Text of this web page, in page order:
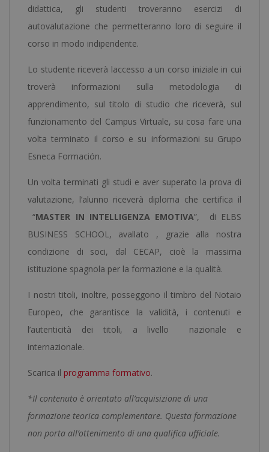
didattica, gli studenti troveranno esercizi di
autovalutazione che permetteranno loro di seguire il
corso in modo indipendente.
Lo studente riceverà laccesso a un corso iniziale in cui
troverà informazioni sulla metodologia di
apprendimento, sul titolo di studio che riceverà, sul
funzionamento del Campus Virtuale, su cosa fare una
volta terminato il corso e su informazioni su Grupo
Esneca Formación.
Un volta terminati gli studi e aver superato la prova di
valutazione, l’alunno riceverà diploma che certifica il
“MASTER IN INTELLIGENZA EMOTIVA”, di ELBS
BUSINESS SCHOOL, avallato , grazie alla nostra
condizione di soci, dal CECAP, cioè la massima
istituzione spagnola per la formazione e la qualità.
I nostri titoli, inoltre, posseggono il timbro del Notaio
Europeo, che garantisce la validità, i contenuti e
l’autenticità dei titoli, a livello nazionale e
internazionale.
Scarica il programma formativo.
*Il contenuto è orientato all’acquisizione di una
formazione teorica complementare. Questa formazione
non porta all’ottenimento di una qualifica ufficiale.